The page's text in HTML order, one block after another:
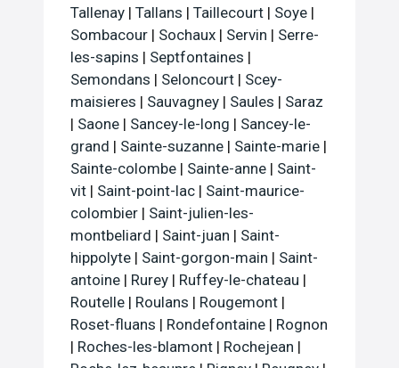
Tallenay | Tallans | Taillecourt | Soye |
Sombacour | Sochaux | Servin | Serre-
les-sapins | Septfontaines |
Semondans | Seloncourt | Scey-
maisieres | Sauvagney | Saules | Saraz
| Saone | Sancey-le-long | Sancey-le-
grand | Sainte-suzanne | Sainte-marie |
Sainte-colombe | Sainte-anne | Saint-
vit | Saint-point-lac | Saint-maurice-
colombier | Saint-julien-les-
montbeliard | Saint-juan | Saint-
hippolyte | Saint-gorgon-main | Saint-
antoine | Rurey | Ruffey-le-chateau |
Routelle | Roulans | Rougemont |
Roset-fluans | Rondefontaine | Rognon
| Roches-les-blamont | Rochejean |